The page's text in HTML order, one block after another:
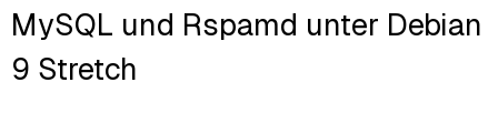
MySQL und Rspamd unter Debian
9 Stretch